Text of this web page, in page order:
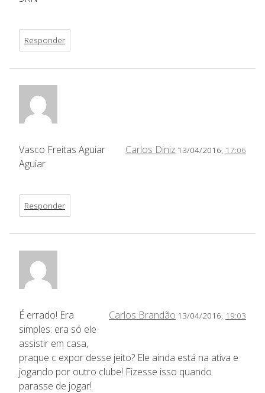
Responder
Carlos Diniz 13/04/2016, 17:06
Vasco Freitas Aguiar
Aguiar
Responder
Carlos Brandão 13/04/2016, 19:03
É errado! Era
simples: era só ele
assistir em casa,
praque c expor desse jeito? Ele ainda está na ativa e
jogando por outro clube! Fizesse isso quando
parasse de jogar!